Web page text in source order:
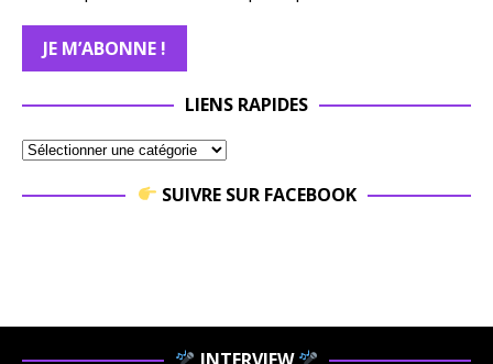
LIENS RAPIDES
SUIVRE SUR FACEBOOK
INTERVIEW